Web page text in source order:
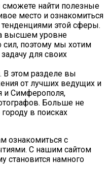
найти полезные
место и ознакомиться
этой сферы.
высшем уровне
сил, поэтому мы хотим
для своих
В этом разделе вы
от лучших ведущих и
и Симферополя,
Больше не
в поисках
ознакомиться с
С нашим сайтом
становится намного